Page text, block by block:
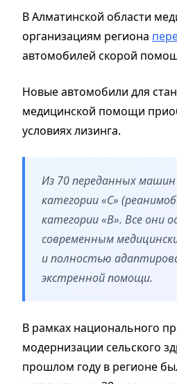
В Алматинской области
организациям региона
автомобилей скорой
Новые автомобили для
медицинской помощи
условиях лизинга.
Из 70 переданных
категории «С»
категории «В». Все они
современным
и полностью
экстренной помощи.
В рамках национального
модернизации сельского
прошлом году в регионе